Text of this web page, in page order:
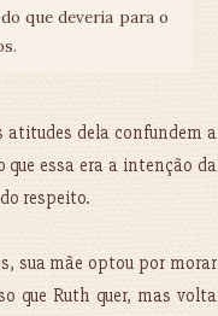
que deveria para o
atitudes dela confundem a
que essa era a intenção da
respeito.
sua mãe optou por morar
que Ruth quer, mas volta